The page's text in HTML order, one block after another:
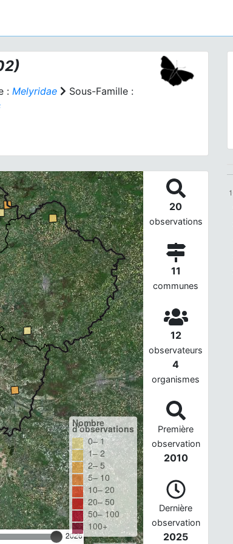
: Melyridae
Sous-Famille :
2026
Nombre
d'observations
0– 1
1– 2
2– 5
5– 10
10– 20
20– 50
50– 100
100+
20
observations
11
communes
12
observateurs
4
organismes
Première
observation
2010
Dernière
observation
2025